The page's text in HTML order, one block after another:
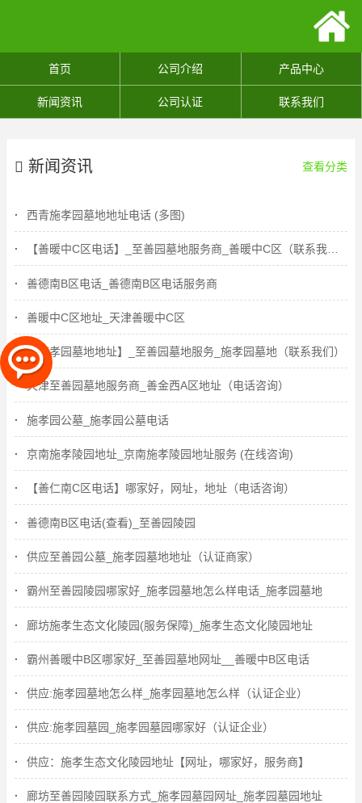
首页 公司介绍 产品中心
新闻资讯 公司认证 联系我们
新闻资讯 查看分类
西青施孝园墓地地址电话 (多图)
【善暖中C区电话】_至善园墓地服务商_善暖中C区（联系我们）
善德南B区电话_善德南B区电话服务商
善暖中C区地址_天津善暖中C区
【施孝园墓地地址】_至善园墓地服务_施孝园墓地（联系我们）
天津至善园墓地服务商_善金西A区地址（电话咨询）
施孝园公墓_施孝园公墓电话
京南施孝陵园地址_京南施孝陵园地址服务 (在线咨询)
【善仁南C区电话】哪家好，网址，地址（电话咨询）
善德南B区电话(查看)_至善园陵园
供应至善园公墓_施孝园墓地地址（认证商家）
霸州至善园陵园哪家好_施孝园墓地怎么样电话_施孝园墓地
廊坊施孝生态文化陵园(服务保障)_施孝生态文化陵园地址
霸州善暖中B区哪家好_至善园墓地网址__善暖中B区电话
供应:施孝园墓地怎么样_施孝园墓地怎么样（认证企业）
供应:施孝园墓园_施孝园墓园哪家好（认证企业）
供应：施孝生态文化陵园地址【网址，哪家好，服务商】
廊坊至善园陵园联系方式_施孝园墓园网址_施孝园墓园地址